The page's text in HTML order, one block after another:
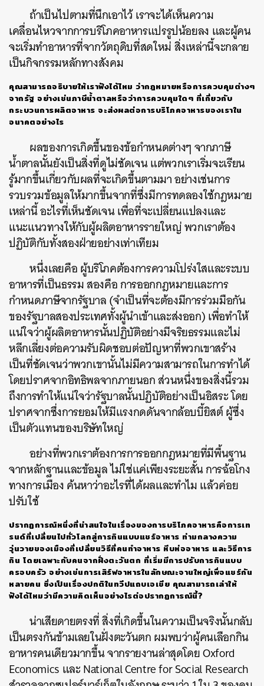
ถ้าเป็นไปตามที่นึกเอาไว้ เราจะได้เห็นความ
เคลื่อนไหวจากการบริโภคอาหารแปรรูปน้อยลง และผู้คน
จะเริ่มทำอาหารที่จากวัตถุดิบที่สดใหม่ สิ่งเหล่านี้จะกลาย
เป็นกิจกรรมหลักทางสังคม
คุณสามารถอธิบายให้เราฟังได้ไหม ว่ากฎหมายหรือการควบคุมต่างๆ
จากรัฐ อย่างเช่นภาษีน้ำตาลหรือว่าการควบคุมใดๆ ที่เกี่ยวกับ
กระบวนการผลิตอาหาร จะส่งผลต่อการบริโภคอาหารของเราใน
อนาคตอย่างไร
ผลของการเกิดขึ้นของข้อกำหนดต่างๆ จากภาษี
น้ำตาลนั้นยังเป็นสิ่งที่ดูไม่ชัดเจน แต่พวกเราเริ่มจะเรียน
รู้มากขึ้นเกี่ยวกับผลที่จะเกิดขึ้นตามมา อย่างเช่นการ
รวบรวมข้อมูลให้มากขึ้นจากที่ซึ่งมีการทดลองใช้กฎหมาย
เหล่านี้ อะไรที่เห็นชัดเจน เพื่อที่จะเปลี่ยนแปลงและ
แนะแนวทางให้กับผู้ผลิตอาหารรายใหญ่ พวกเราต้อง
ปฏิบัติกับทั้งสองฝ่ายอย่างเท่าเทียม
หนึ่งเลยคือ ผู้บริโภคต้องการความโปร่งใสและระบบ
อาหารที่เป็นธรรม สองคือ การออกกฎหมายและการ
กำหนดภาษีจากรัฐบาล (จำเป็นที่จะต้องมีการร่วมมือกัน
ของรัฐบาลสองประเทศทั้งผู้นำเข้าและส่งออก)เพื่อทำให้
แน่ใจว่าผู้ผลิตอาหารนั้นปฏิบัติอย่างมีจริยธรรมและไม่
หลีกเลี่ยงต่อความรับผิดชอบต่อปัญหาที่พวกเขาสร้าง
เป็นที่ชัดเจนว่าพวกเขานั้นไม่มีความสามารถในการทำได้
โดยปราศจากอิทธิพลจากภายนอก ส่วนหนึ่งของสิ่งนี้รวม
ถึงการทำให้แน่ใจว่ารัฐบาลนั้นปฏิบัติอย่างเป็นอิสระ โดย
ปราศจากซึ่งการยอมให้มีแรงกดดันจากล้อบบี้ยิสต์ ผู้ซึ่ง
เป็นตัวแทนของบริษัทใหญ่
อย่างที่พวกเราต้องการการออกกฎหมายที่มีพื้นฐาน
จากหลักฐานและข้อมูล ไม่ใช่แค่เพียงระยะสั้น การฉ้อโกง
ทางการเมือง ค้นหาว่าอะไรที่ได้ผลและทำไม แล้วค่อย
ปรับใช้
ปรากฏการณ์หนึ่งที่น่าสนใจในเรื่องของการบริโภคอาหารคือการเท
รนด์ที่เปลี่ยนไปทั่วโลกสู่การกินแบบแชร์อาหาร ท่ามกลางความ
วุ่นวายของเมืองที่เปลี่ยนวิธีที่คนทำอาหาร หีบห่ออาหาร และวิธีการ
กิน โดยเฉพาะกับคนจากฝั่งตะวันตก ที่เริ่มมีการปรับการกินแบบ
ครอบครัว อย่างเช่นการเสิร์ฟอาหารในลักษณะจานใหญ่เพื่อแชร์กัน
หลายคน ซึ่งเป็นเรื่องปกติในทวีปแถบเอเชีย คุณสามารถเล่าให้
ฟังได้ไหมว่ามีความคิดเห็นอย่างไรต่อปรากฏการณ์นี้?
น่าเสียดายตรงที่ สิ่งที่เกิดขึ้นในความเป็นจริงนั้นกลับ
เป็นตรงกันข้ามเลยในฝั่งตะวันตก ผมพบว่าผู้คนเลือกกิน
อาหารคนเดียวมากขึ้น จากรายงานล่าสุดโดย Oxford
Economics และ National Centre for Social Research
ค้นหา
SHARE TWEET LINE EMAIL